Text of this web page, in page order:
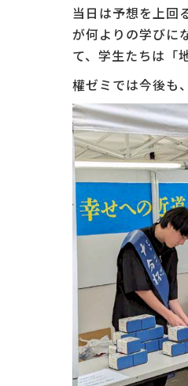
当日は予想を上回
が何よりの学びに
て、学生たちは「
權ゼミでは今後も